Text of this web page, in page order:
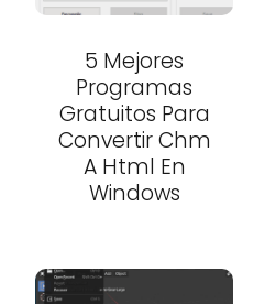
5 Mejores
Programas
Gratuitos Para
Convertir Chm
A Html En
Windows